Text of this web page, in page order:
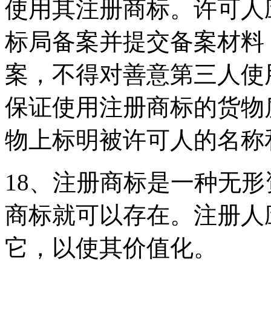
使用其注册商标。许可
标局备案并提交备案材
案，不得对善意第三人
保证使用注册商标的货
物上标明被许可人的名
18、注册商标是一种无
商标就可以存在。注册
它，以使其价值化。